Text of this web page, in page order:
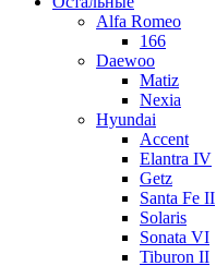
Alfa Romeo
166
Daewoo
Matiz
Nexia
Hyundai
Accent
Elantra IV
Getz
Santa Fe II
Solaris
Sonata VI
Tiburon II